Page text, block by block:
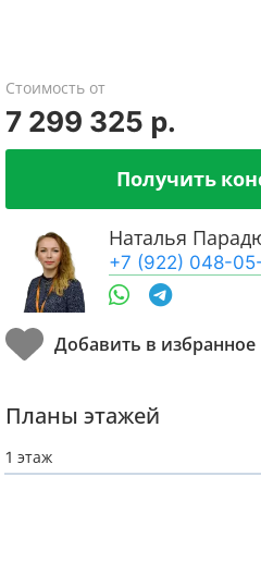
Стоимость от
7 299 325 р.
Получить
Наталья
+7 (922) 048-
Планы этажей
1 этаж